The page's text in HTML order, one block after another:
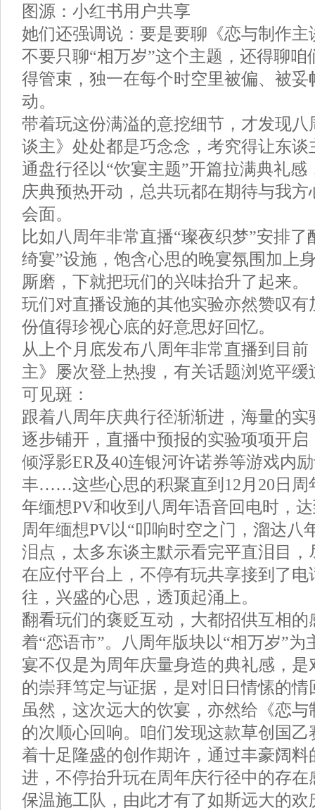
图源：小红书用户共享
她们还强调说：要是要聊《恋与制作
不要只聊“相万岁”这个主题，还得聊
得管束，独一在每个时空里被偏、被
动。
带着玩这份满溢的意挖细节，才发现
谈主》处处都是巧念念，考究得让东
通盘行径以“饮宴主题”开篇拉满典礼感
庆典预热开动，总共玩都在期待与我
会面。
比如八周年非常直播“璨夜织梦”安排
绮宴”设施，饱含心思的晚宴氛围加上
厮磨，下就把玩们的兴味抬升了起来。
玩们对直播设施的其他实验亦然赞叹
份值得珍视心底的好意思好回忆。
从上个月底发布八周年非常直播到目
主》屡次登上热搜，有关话题浏览平
可见斑：
跟着八周年庆典行径渐渐进，海量的
逐步铺开，直播中预报的实验项项开启
倾浮影ER及40连银河许诺券等游戏内
丰……这些心思的积聚直到12月20日周
年缅想PV和收到八周年语音回电时，
周年缅想PV以“叩响时空之门，溜达八
泪点，太多东谈主默示看完平直泪目，
在应付平台上，不停有玩共享接到了
往，兴盛的心思，透顶起涌上。
翻看玩们的褒贬互动，大都招供互相
着“恋语市”。八周年版块以“相万岁”为
宴不仅是为周年庆量身造的典礼感，
的崇拜笃定与证据，是对旧日情愫的情
虽然，这次远大的饮宴，亦然给《恋
的次顺心回响。咱们发现这款草创国
着十足隆盛的创作期许，通过丰豪阔
进，不停抬升玩在周年庆行径中的存
保温施工队，由此才有了如斯远大的欢